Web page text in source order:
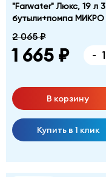
"Farwater" Люкс, 19 л 3
бутыли+помпа МИКРО
2 065 ₽
1 665 ₽ -
В корзину
Купить в 1 клик